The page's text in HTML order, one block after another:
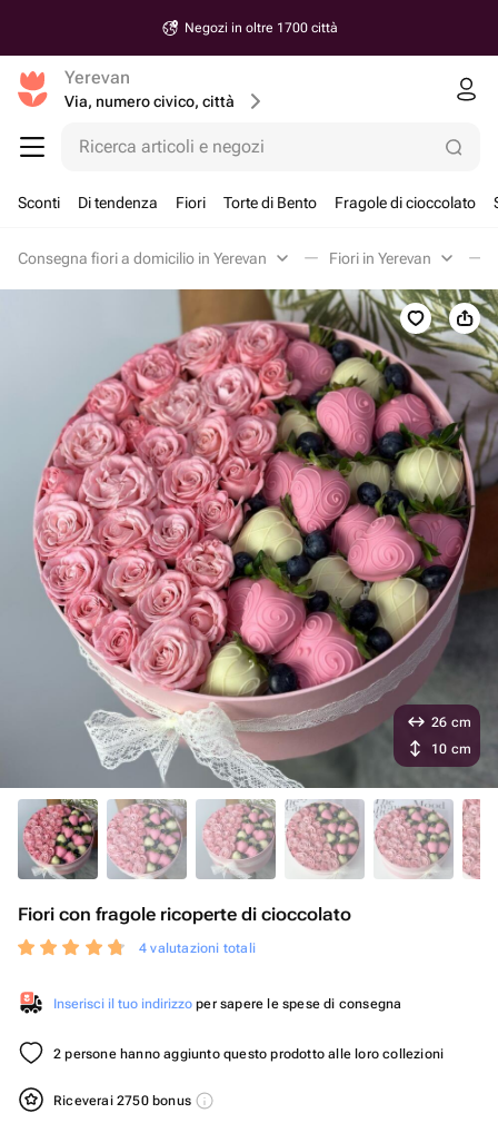
Negozi in oltre 1700 città
Yerevan
Via, numero civico, città
Ricerca articoli e negozi
Sconti Di tendenza Fiori Torte di Bento Fragole di cioccolato
Consegna fiori a domicilio in Yerevan Fiori in Yerevan
Fiori con fragole ricoperte di cioccolato
4 valutazioni totali
Inserisci il tuo indirizzo per sapere le spese di consegna
2 persone hanno aggiunto questo prodotto alle loro collezioni
Riceverai 2750 bonus
26 cm
10 cm